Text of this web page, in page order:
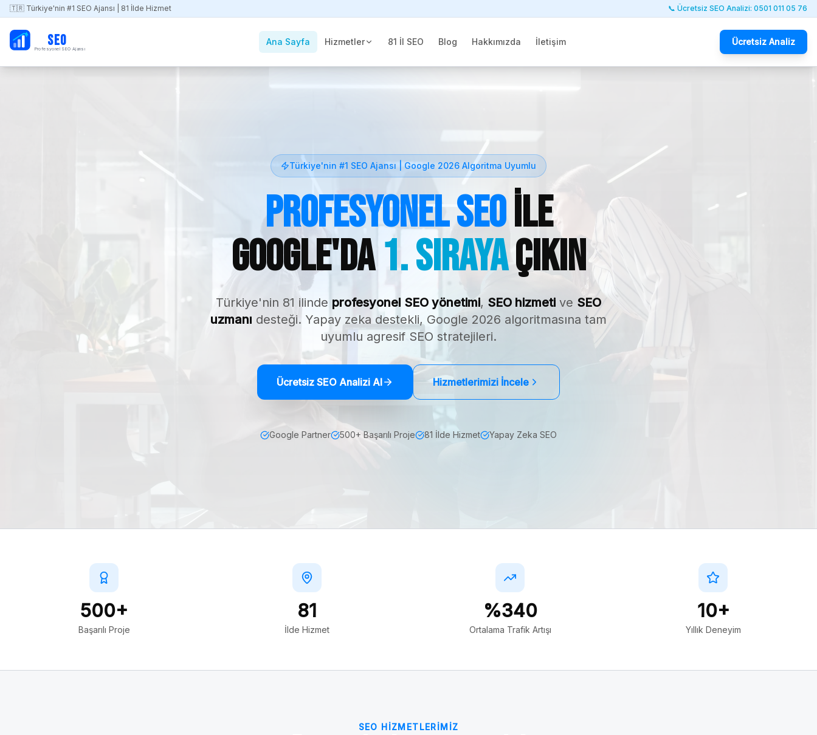
🇹🇷 Türkiye'nin #1 SEO Ajansı | 81 İlde Hizmet 📞 Ücretsiz SEO Analizi: 0501 011 05 76
SEO
Profesyonel SEO Ajansı
Ana Sayfa Hizmetler 81 İl SEO Blog Hakkımızda İletişim Ücretsiz Analiz
Türkiye'nin #1 SEO Ajansı | Google 2026 Algoritma Uyumlu
Profesyonel SEOile
Google'da1. SırayaÇıkın
Türkiye'nin 81 ilinde profesyonel SEO yönetimi, SEO hizmeti ve SEO
uzmanı desteği. Yapay zeka destekli, Google 2026 algoritmasına tam
uyumlu agresif SEO stratejileri.
Ücretsiz SEO Analizi Al Hizmetlerimizi İncele
Google Partner 500+ Başarılı Proje 81 İlde Hizmet Yapay Zeka SEO
500+
Başarılı Proje
81
İlde Hizmet
%340
Ortalama Trafik Artışı
10+
Yıllık Deneyim
SEO HIZMETLERIMIZ